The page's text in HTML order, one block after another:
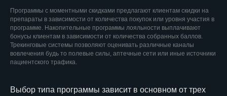
Программы с моментными скидками предлагают клиентам скидки на
препараты в зависимости от количества покупок или уровня участия в
программе. Накопительные программы лояльности выплачивают
бонусы клиентам в зависимости от количества собранных баллов.
Трекинговые системы позволяют оценивать различные каналы
вовлечения будь то полевые силы, аптечные сети или иные источники
пациентского трафика.
Выбор типа программы зависит в основном от трех